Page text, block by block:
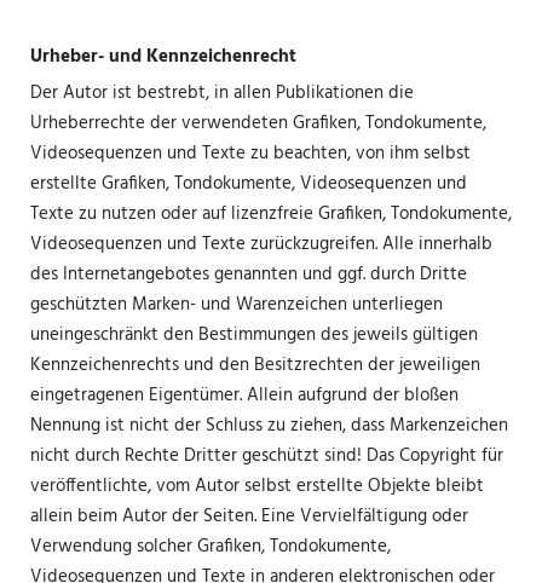
Urheber- und Kennzeichenrecht
Der Autor ist bestrebt, in allen Publikationen die
Urheberrechte der verwendeten Grafiken, Tondokumente,
Videosequenzen und Texte zu beachten, von ihm selbst
erstellte Grafiken, Tondokumente, Videosequenzen und
Texte zu nutzen oder auf lizenzfreie Grafiken, Tondokumente,
Videosequenzen und Texte zurückzugreifen. Alle innerhalb
des Internetangebotes genannten und ggf. durch Dritte
geschützten Marken- und Warenzeichen unterliegen
uneingeschränkt den Bestimmungen des jeweils gültigen
Kennzeichenrechts und den Besitzrechten der jeweiligen
eingetragenen Eigentümer. Allein aufgrund der bloßen
Nennung ist nicht der Schluss zu ziehen, dass Markenzeichen
nicht durch Rechte Dritter geschützt sind! Das Copyright für
veröffentlichte, vom Autor selbst erstellte Objekte bleibt
allein beim Autor der Seiten. Eine Vervielfältigung oder
Verwendung solcher Grafiken, Tondokumente,
Videosequenzen und Texte in anderen elektronischen oder